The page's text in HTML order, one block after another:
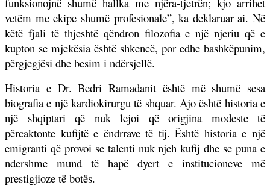
vetëm me ekipe shumë profesionale”, ka deklaruar ai. Në
këtë fjali të thjeshtë qëndron filozofia e një njeriu që e
kupton se mjekësia është shkencë, por edhe bashkëpunim,
përgjegjësi dhe besim i ndërsjellë.
Historia e Dr. Bedri Ramadanit është më shumë sesa
biografia e një kardiokirurgu të shquar. Ajo është historia e
një shqiptari që nuk lejoi që origjina modeste të
përcaktonte kufijtë e ëndrrave të tij. Është historia e një
emigranti që provoi se talenti nuk njeh kufij dhe se puna e
ndershme mund të hapë dyert e institucioneve më
prestigjioze të botës.